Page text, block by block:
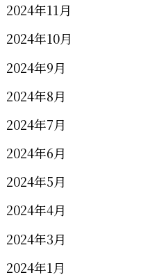
2024年11月
2024年10月
2024年9月
2024年8月
2024年7月
2024年6月
2024年5月
2024年4月
2024年3月
2024年1月